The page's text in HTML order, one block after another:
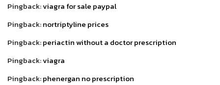
Pingback:viagra for sale paypal
Pingback:nortriptyline prices
Pingback:periactin without a doctor prescription
Pingback:viagra
Pingback:phenergan no prescription